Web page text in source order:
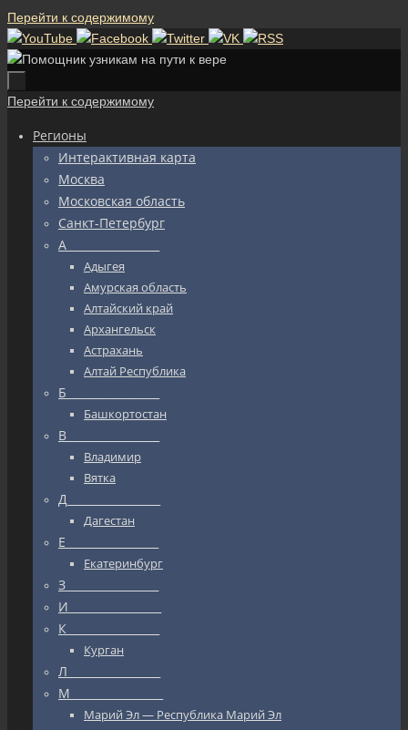
Перейти к содержимому
Перейти к содержимому
Регионы
Интерактивная карта
Москва
Московская область
Санкт-Петербург
А_________________
Адыгея
Амурская область
Алтайский край
Архангельск
Астрахань
Алтай Республика
Б_________________
Башкортостан
В_________________
Владимир
Вятка
Д_________________
Дагестан
Е_________________
Екатеринбург
З_________________
И_________________
К_________________
Курган
Л_________________
М_________________
Марий Эл — Республика Марий Эл